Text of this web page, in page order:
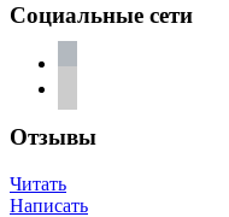
Социальные сети
Отзывы
Читать
Написать